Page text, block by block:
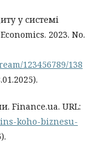
у системі
2023. No.
123456789/138
Finance.ua. URL:
koho-biznesu-